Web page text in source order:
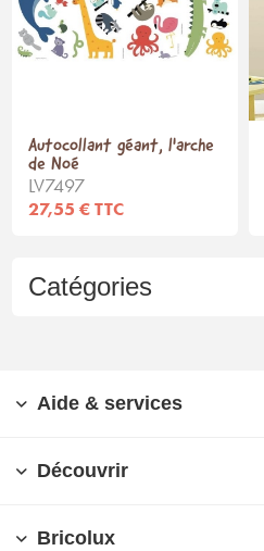
Catégories
Autocollant géant, l'arche
de Noé
LV7497
27,55 € TTC
Aide & services
Découvrir
Bricolux